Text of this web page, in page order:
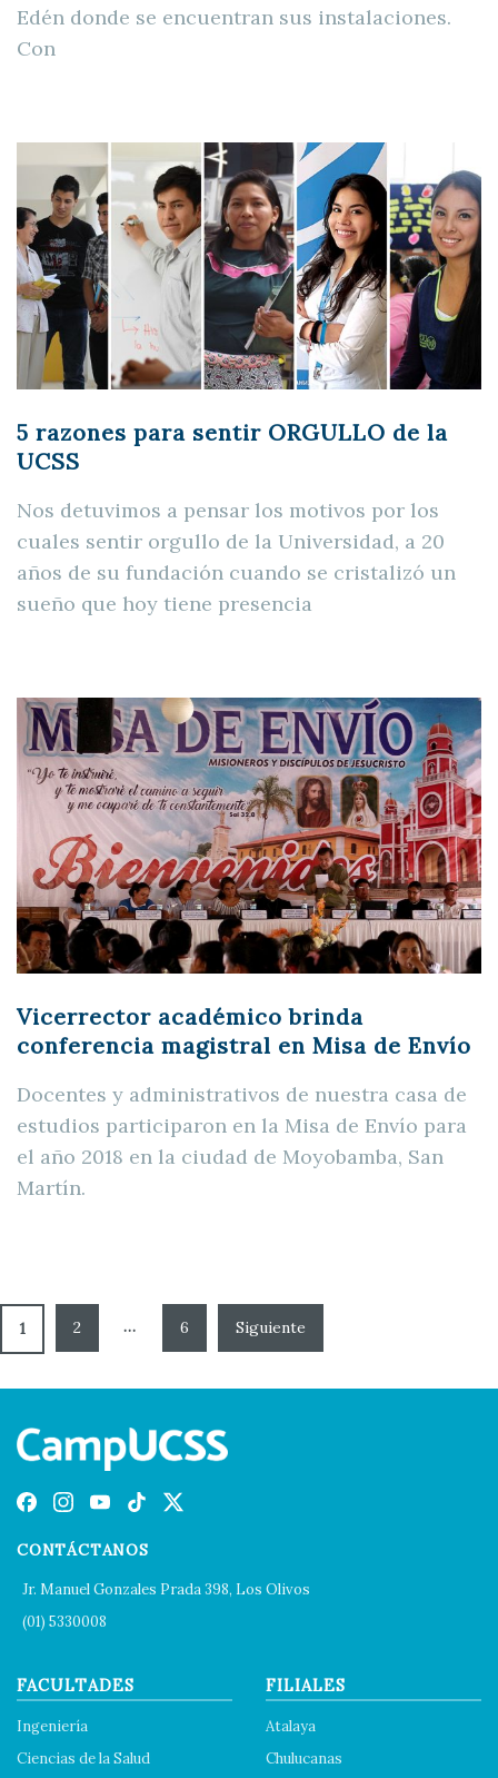
Edén donde se encuentran sus instalaciones.
Con
5 razones para sentir ORGULLO de la
UCSS
Nos detuvimos a pensar los motivos por los
cuales sentir orgullo de la Universidad, a 20
años de su fundación cuando se cristalizó un
sueño que hoy tiene presencia
Vicerrector académico brinda
conferencia magistral en Misa de Envío
Docentes y administrativos de nuestra casa de
estudios participaron en la Misa de Envío para
el año 2018 en la ciudad de Moyobamba, San
Martín.
1 2 … 6
CONTÁCTANOS
Jr. Manuel Gonzales Prada 398, Los Olivos
(01) 5330008
FACULTADES
Ingeniería
Ciencias de la Salud
FILIALES
Atalaya
Chulucanas